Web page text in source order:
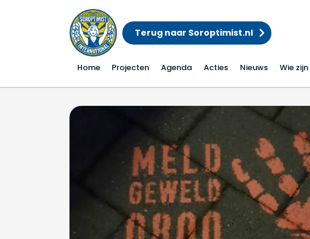
Terug naar Soroptimist.nl
Home Projecten Agenda Acties Nieuws Wie
Orange the World in Ede